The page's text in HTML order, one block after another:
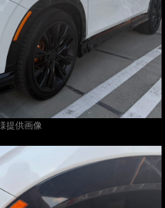
提供画像